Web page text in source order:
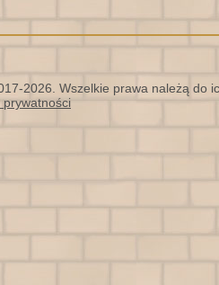
2026. Wszelkie prawa należą do
prywatności